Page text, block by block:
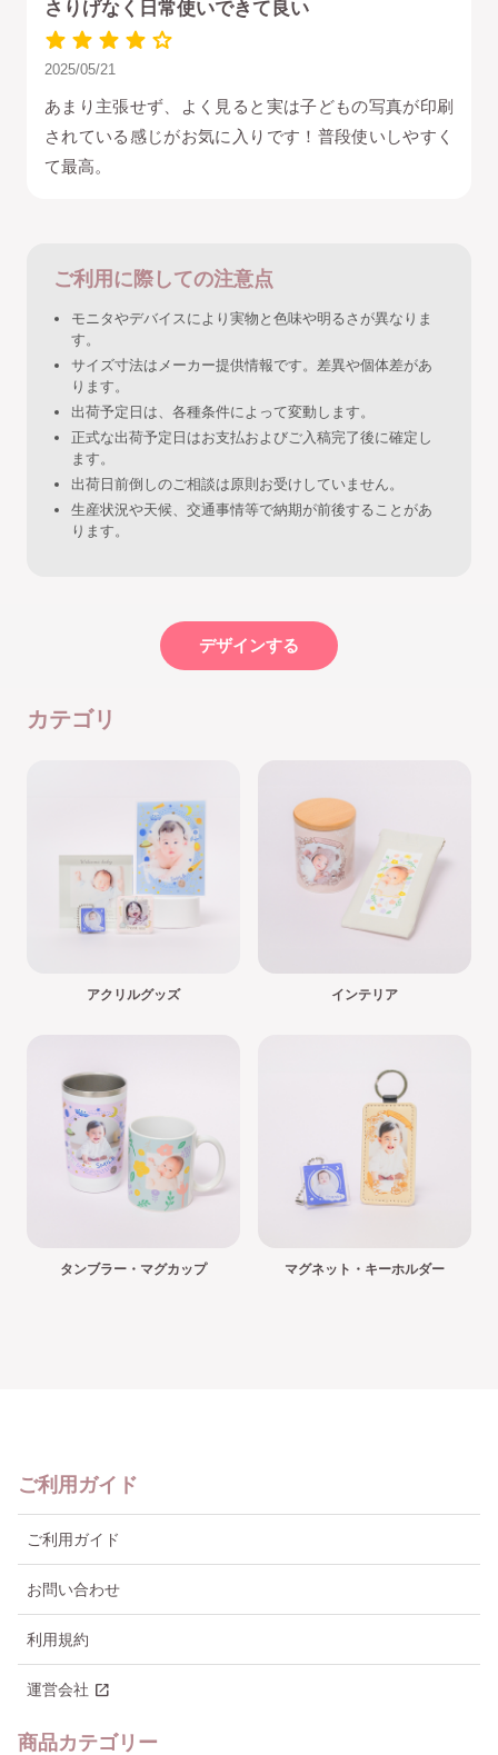
さりげなく日常使いできて良い
2025/05/21
あまり主張せず、よく見ると実は子どもの写真が印刷
されている感じがお気に入りです！普段使いしやすく
て最高。
ご利用に際しての注意点
モニタやデバイスにより実物と色味や明るさが異なりま
す。
サイズ寸法はメーカー提供情報です。差異や個体差があ
ります。
出荷予定日は、各種条件によって変動します。
正式な出荷予定日はお支払およびご入稿完了後に確定し
ます。
出荷日前倒しのご相談は原則お受けしていません。
生産状況や天候、交通事情等で納期が前後することがあ
ります。
デザインする
カテゴリ
アクリルグッズ インテリア
タンブラー・マグカップ マグネット・キーホルダー
ご利用ガイド
ご利用ガイド
お問い合わせ
利用規約
運営会社 open_in_new
商品カテゴリー